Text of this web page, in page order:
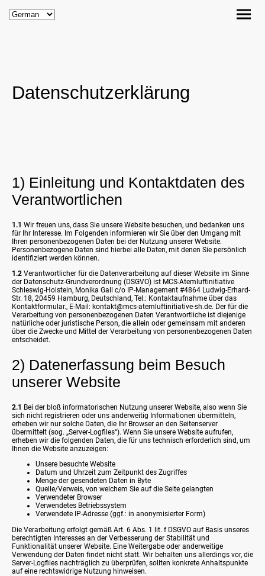
Datenschutzerklärung
1) Einleitung und Kontaktdaten des
Verantwortlichen
1.1 Wir freuen uns, dass Sie unsere Website besuchen, und bedanken uns
für Ihr Interesse. Im Folgenden informieren wir Sie über den Umgang mit
Ihren personenbezogenen Daten bei der Nutzung unserer Website.
Personenbezogene Daten sind hierbei alle Daten, mit denen Sie persönlich
identifiziert werden können.
1.2 Verantwortlicher für die Datenverarbeitung auf dieser Website im Sinne
der Datenschutz-Grundverordnung (DSGVO) ist MCS-Atemluftinitiative
Schleswig-Holstein, Monika Gall c/o IP-Management #4864 Ludwig-Erhard-
Str. 18, 20459 Hamburg, Deutschland, Tel.: Kontaktaufnahme über das
Kontaktformular., E-Mail: kontakt@mcs-atemluftinitiative-sh.de. Der für die
Verarbeitung von personenbezogenen Daten Verantwortliche ist diejenige
natürliche oder juristische Person, die allein oder gemeinsam mit anderen
über die Zwecke und Mittel der Verarbeitung von personenbezogenen Daten
entscheidet.
2) Datenerfassung beim Besuch
unserer Website
2.1 Bei der bloß informatorischen Nutzung unserer Website, also wenn Sie
sich nicht registrieren oder uns anderweitig Informationen übermitteln,
erheben wir nur solche Daten, die Ihr Browser an den Seitenserver
übermittelt (sog. „Server-Logfiles“). Wenn Sie unsere Website aufrufen,
erheben wir die folgenden Daten, die für uns technisch erforderlich sind, um
Ihnen die Website anzuzeigen:
Unsere besuchte Website
Datum und Uhrzeit zum Zeitpunkt des Zugriffes
Menge der gesendeten Daten in Byte
Quelle/Verweis, von welchem Sie auf die Seite gelangten
Verwendeter Browser
Verwendetes Betriebssystem
Verwendete IP-Adresse (ggf.: in anonymisierter Form)
Die Verarbeitung erfolgt gemäß Art. 6 Abs. 1 lit. f DSGVO auf Basis unseres
berechtigten Interesses an der Verbesserung der Stabilität und
Funktionalität unserer Website. Eine Weitergabe oder anderweitige
Verwendung der Daten findet nicht statt. Wir behalten uns allerdings vor, die
Server-Logfiles nachträglich zu überprüfen, sollten konkrete Anhaltspunkte
auf eine rechtswidrige Nutzung hinweisen.